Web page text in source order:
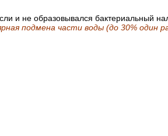
и не образовывался бактериальный
подмена части воды (до 30% один